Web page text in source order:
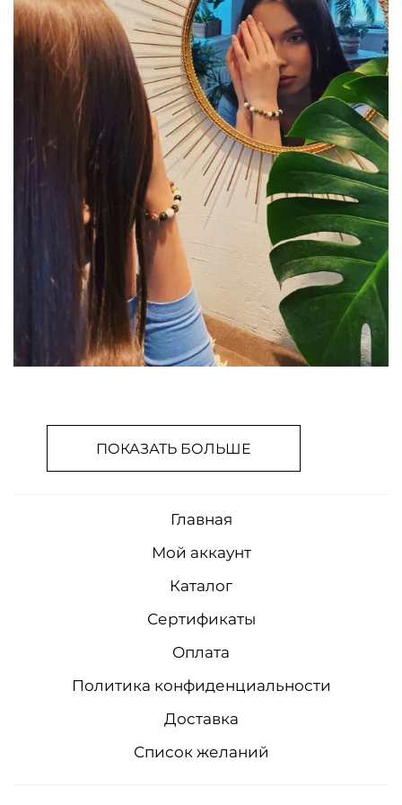
ПОКАЗАТЬ БОЛЬШЕ
Главная
Мой аккаунт
Каталог
Сертификаты
Оплата
Политика конфиденциальности
Доставка
Список желаний